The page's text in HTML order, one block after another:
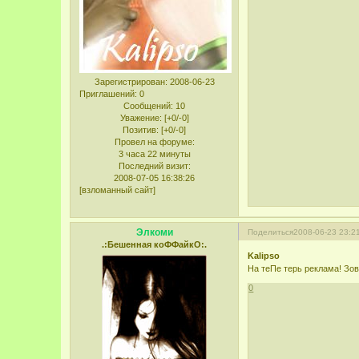
Зарегистрирован: 2008-06-23
Приглашений: 0
Сообщений: 10
Уважение: [+0/-0]
Позитив: [+0/-0]
Провел на форуме:
3 часа 22 минуты
Последний визит:
2008-07-05 16:38:26
[взломанный сайт]
Поделиться2008-06-23
Элкоми
.:Бешенная коФФайкО:.
Kalipso
На теПе терь реклама!
0